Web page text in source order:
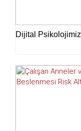
Dijital Psikolojimiz